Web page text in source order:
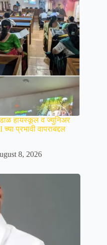
हायस्कूल व ज्युनिअर
प्रभावी वापराबद्दल
8, 2026